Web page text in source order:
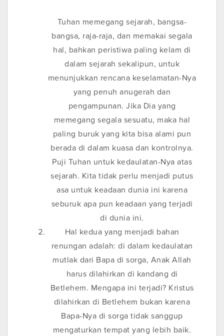
Tuhan memegang sejarah, bangsa-
bangsa, raja-raja, dan memakai segala
hal, bahkan peristiwa paling kelam di
dalam sejarah sekalipun, untuk
menunjukkan rencana keselamatan-Nya
yang penuh anugerah dan
pengampunan. Jika Dia yang
memegang segala sesuatu, maka hal
paling buruk yang kita bisa alami pun
berada di dalam kuasa dan kontrolnya.
Puji Tuhan untuk kedaulatan-Nya atas
sejarah. Kita tidak perlu menjadi putus
asa untuk keadaan dunia ini karena
seburuk apa pun keadaan yang terjadi
di dunia ini.
Hal kedua yang menjadi bahan
renungan adalah: di dalam kedaulatan
mutlak dari Bapa di sorga, Anak Allah
harus dilahirkan di kandang di
Betlehem. Mengapa ini terjadi? Kristus
dilahirkan di Betlehem bukan karena
Bapa-Nya di sorga tidak sanggup
mengaturkan tempat yang lebih baik.